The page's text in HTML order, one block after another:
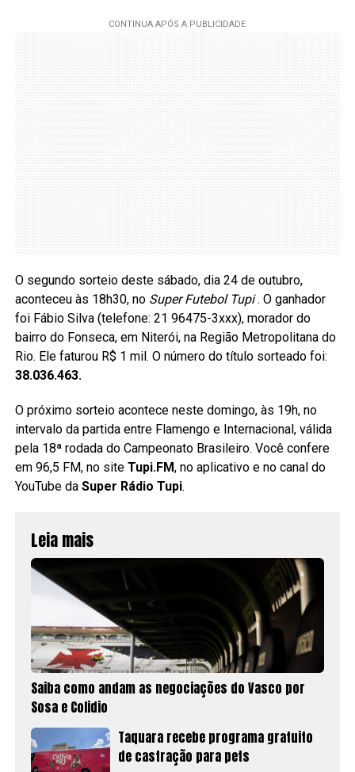
O segundo sorteio deste sábado, dia 24 de outubro,
aconteceu às 18h30, no Super Futebol Tupi. O ganhador
foi Fábio Silva (telefone: 21 96475-3xxx), morador do
bairro do Fonseca, em Niterói, na Região Metropolitana do
Rio. Ele faturou R$ 1 mil. O número do título sorteado foi:
38.036.463.
O próximo sorteio acontece neste domingo, às 19h, no
intervalo da partida entre Flamengo e Internacional, válida
pela 18ª rodada do Campeonato Brasileiro. Você confere
em 96,5 FM, no site Tupi.FM, no aplicativo e no canal do
YouTube da Super Rádio Tupi.
Leia mais
Saiba como andam as negociações do Vasco por
Sosa e Colidio
Taquara recebe programa gratuito
de castração para pets